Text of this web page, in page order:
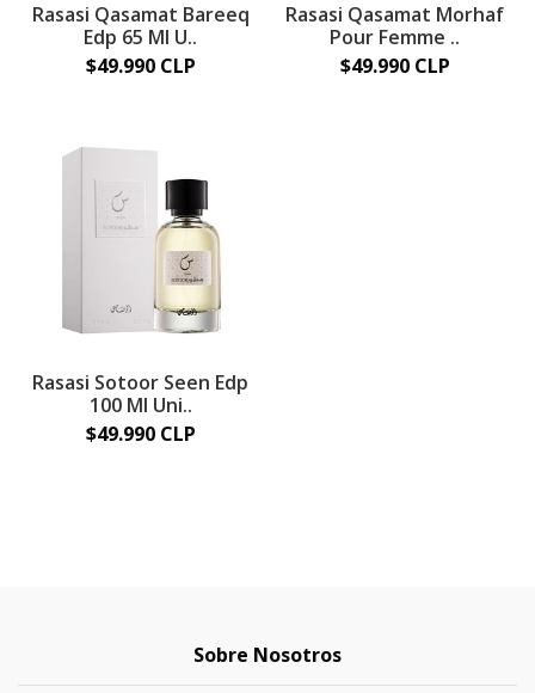
Rasasi Qasamat Bareeq
Edp 65 Ml U..
$49.990 CLP
Rasasi Qasamat Morhaf
Pour Femme ..
$49.990 CLP
Rasasi Sotoor Seen Edp
100 Ml Uni..
$49.990 CLP
Sobre Nosotros